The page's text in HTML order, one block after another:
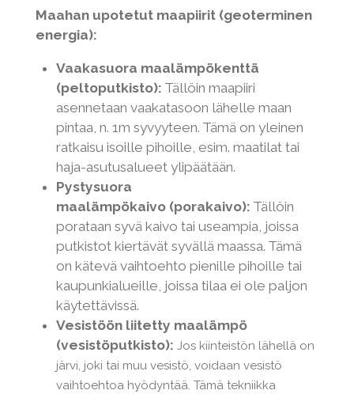
Maahan upotetut maapiirit (geoterminen
energia):
Vaakasuora maalämpökenttä
(peltoputkisto): Tällöin maapiiri
asennetaan vaakatasoon lähelle maan
pintaa, n. 1m syvyyteen. Tämä on yleinen
ratkaisu isoille pihoille, esim. maatilat tai
haja-asutusalueet ylipäätään.
Pystysuora
maalämpökaivo (porakaivo): Tällöin
porataan syvä kaivo tai useampia, joissa
putkistot kiertävät syvällä maassa. Tämä
on kätevä vaihtoehto pienille pihoille tai
kaupunkialueille, joissa tilaa ei ole paljon
käytettävissä.
Vesistöön liitetty maalämpö
(vesistöputkisto): Jos kiinteistön lähellä on
järvi, joki tai muu vesistö, voidaan vesistö
vaihtoehtoa hyödyntää. Tämä tekniikka